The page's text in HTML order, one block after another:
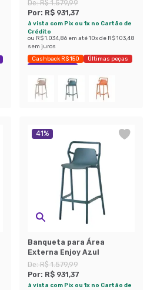
De:R$ 1.579,99
Por: R$ 931,37
à vista com Pix ou 1x no Cartão de
Crédito
ou R$ 1.034,86 em até10x de R$ 103,48
sem juros
Cashback R$ 150
Últimas peças
Economize 41%
41%
Banqueta para Área
Externa Enjoy Azul
De:R$ 1.579,99
Por: R$ 931,37
à vista com Pix ou 1x no Cartão de